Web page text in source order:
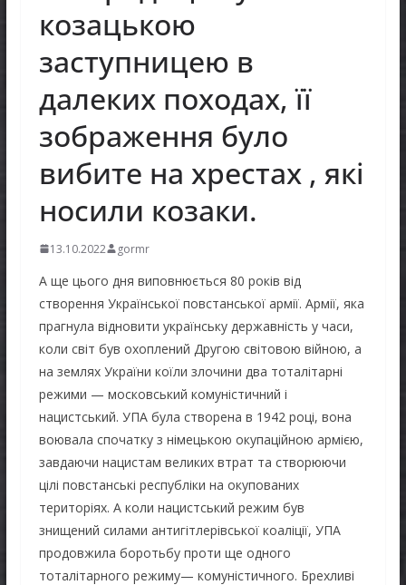
козацькою
заступницею в
далеких походах, її
зображення було
вибите на хрестах , які
носили козаки.
13.10.2022 gormr
А ще цього дня виповнюється 80 років від
створення Української повстанської армії. Армії, яка
прагнула відновити українську державність у часи,
коли світ був охоплений Другою світовою війною, а
на землях України коїли злочини два тоталітарні
режими — московський комуністичний і
нацистський. УПА була створена в 1942 році, вона
воювала спочатку з німецькою окупаційною армією,
завдаючи нацистам великих втрат та створюючи
цілі повстанські республіки на окупованих
територіях. А коли нацистський режим був
знищений силами антигітлерівської коаліції, УПА
продовжила боротьбу проти ще одного
тоталітарного режиму— комуністичного. Брехливі